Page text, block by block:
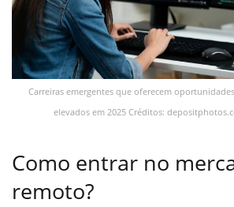
Carreiras emergentes que oferecem
elevados em 2025 Créditos:
Como entrar no
remoto?